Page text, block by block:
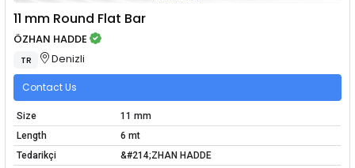
11 mm Round Flat Bar
ÖZHAN HADDE
TR Denizli
Contact Us
Size
11 mm
Length
6 mt
Tedarikçi
&#214;ZHAN HADDE